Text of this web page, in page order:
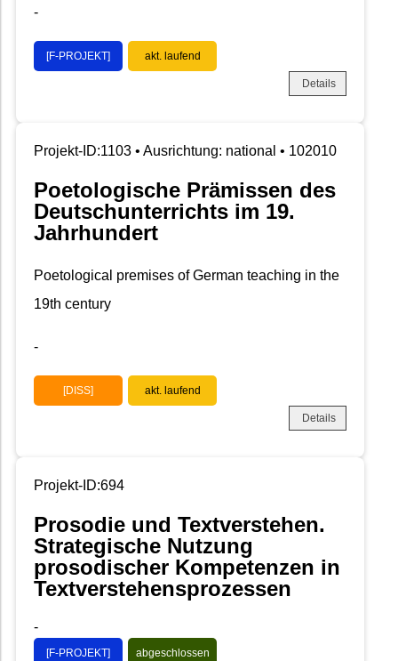
-
[F-PROJEKT] akt. laufend
Details
Projekt-ID:1103 • Ausrichtung: national • 102010
Poetologische Prämissen des
Deutschunterrichts im 19.
Jahrhundert
Poetological premises of German teaching in the
19th century
-
[DISS] akt. laufend
Details
Projekt-ID:694
Prosodie und Textverstehen.
Strategische Nutzung
prosodischer Kompetenzen in
Textverstehensprozessen
-
[F-PROJEKT] abgeschlossen